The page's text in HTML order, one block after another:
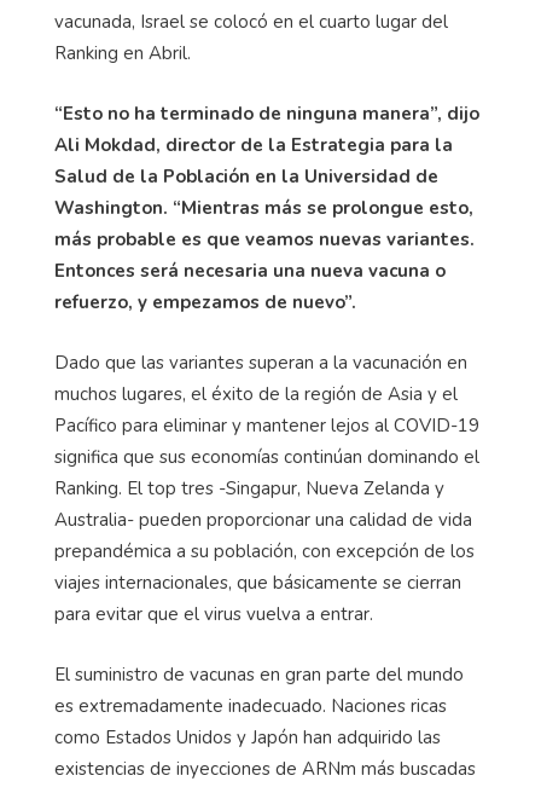
vacunada, Israel se colocó en el cuarto lugar del
Ranking en Abril.
“Esto no ha terminado de ninguna manera”, dijo
Ali Mokdad, director de la Estrategia para la
Salud de la Población en la Universidad de
Washington. “Mientras más se prolongue esto,
más probable es que veamos nuevas variantes.
Entonces será necesaria una nueva vacuna o
refuerzo, y empezamos de nuevo”.
Dado que las variantes superan a la vacunación en
muchos lugares, el éxito de la región de Asia y el
Pacífico para eliminar y mantener lejos al COVID-19
significa que sus economías continúan dominando el
Ranking. El top tres -Singapur, Nueva Zelanda y
Australia- pueden proporcionar una calidad de vida
prepandémica a su población, con excepción de los
viajes internacionales, que básicamente se cierran
para evitar que el virus vuelva a entrar.
El suministro de vacunas en gran parte del mundo
es extremadamente inadecuado. Naciones ricas
como Estados Unidos y Japón han adquirido las
existencias de inyecciones de ARNm más buscadas